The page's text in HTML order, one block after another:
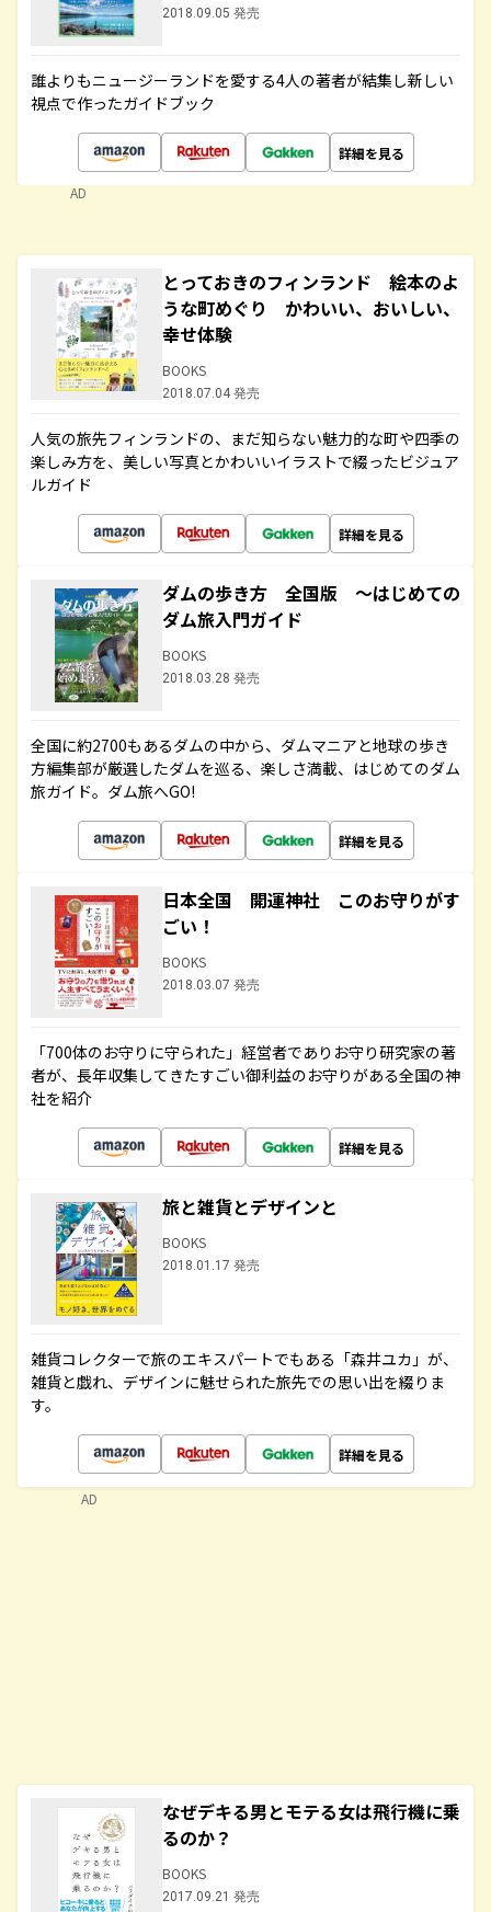
2018.09.05 発売
誰よりもニュージーランドを愛する4人の著者が結集し新しい
視点で作ったガイドブック
詳細を見る
AD
とっておきのフィンランド 絵本のよ
うな町めぐり かわいい、おいしい、
幸せ体験
BOOKS
2018.07.04 発売
人気の旅先フィンランドの、まだ知らない魅力的な町や四季の
楽しみ方を、美しい写真とかわいいイラストで綴ったビジュア
ルガイド
詳細を見る
ダムの歩き方 全国版 ～はじめての
ダム旅入門ガイド
BOOKS
2018.03.28 発売
全国に約2700もあるダムの中から、ダムマニアと地球の歩き
方編集部が厳選したダムを巡る、楽しさ満載、はじめてのダム
旅ガイド。ダム旅へGO!
詳細を見る
日本全国 開運神社 このお守りがす
ごい！
BOOKS
2018.03.07 発売
「700体のお守りに守られた」経営者でありお守り研究家の著
者が、長年収集してきたすごい御利益のお守りがある全国の神
社を紹介
詳細を見る
旅と雑貨とデザインと
BOOKS
2018.01.17 発売
雑貨コレクターで旅のエキスパートでもある「森井ユカ」が、
雑貨と戯れ、デザインに魅せられた旅先での思い出を綴りま
す。
詳細を見る
なぜデキる男とモテる女は飛行機に乗
るのか？
BOOKS
2017.09.21 発売
AD